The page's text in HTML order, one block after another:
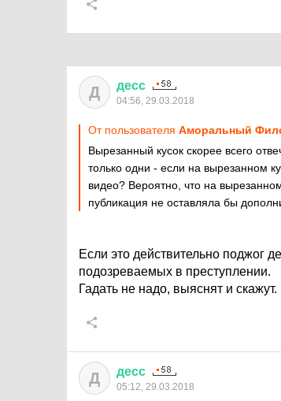
Д десс
04:56, 29.03.2018
От пользователя Аморальный
Вырезанный кусок скорее всего
только одни - если на вырезанном
видео? Вероятно, что на
публикация не оставляла бы
Если это действительно поджог
подозреваемых в преступлении.
Гадать не надо, выяснят и скажут.
Д десс
05:12, 29.03.2018